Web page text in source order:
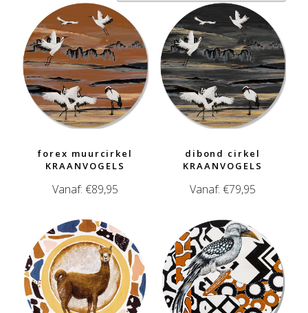
forex muurcirkel
KRAANVOGELS
Vanaf:€89,95
dibond cirkel
KRAANVOGELS
Vanaf: €79,95